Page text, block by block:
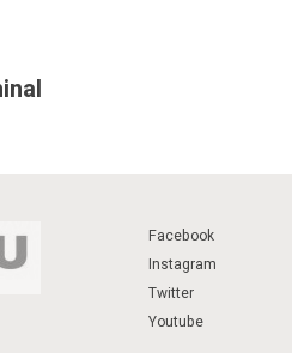
Facebook
Instagram
Twitter
Youtube